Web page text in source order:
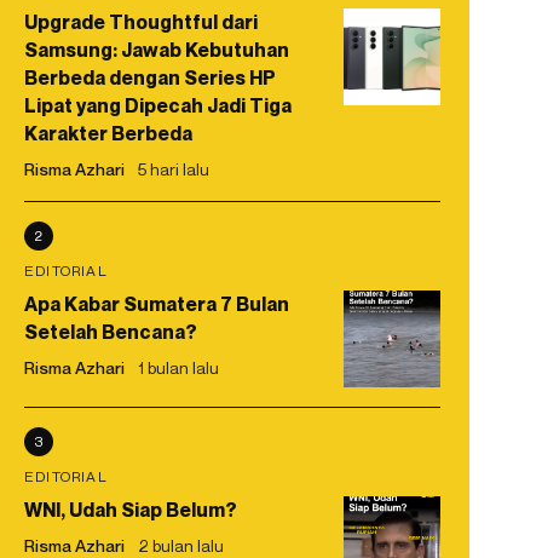
Upgrade Thoughtful dari
Samsung: Jawab Kebutuhan
Berbeda dengan Series HP
Lipat yang Dipecah Jadi Tiga
Karakter Berbeda
Risma Azhari 5 hari lalu
2
EDITORIAL
Apa Kabar Sumatera 7 Bulan
Setelah Bencana?
Risma Azhari 1 bulan lalu
3
EDITORIAL
WNI, Udah Siap Belum?
Risma Azhari 2 bulan lalu